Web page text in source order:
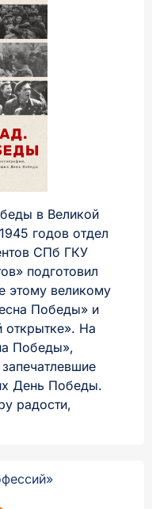
в Великой
годов отдел
СПб ГКУ
подготовил
этому великому
Победы» и
На
Победы»,
День Победы.
радости,